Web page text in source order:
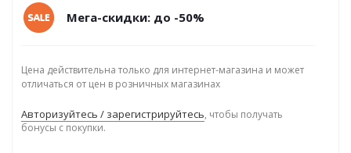
Мега-скидки: до -50%
Цена действительна только для интернет-магазина и может
отличаться от цен в розничных магазинах
Авторизуйтесь / зарегистрируйтесь, чтобы получать
бонусы с покупки.